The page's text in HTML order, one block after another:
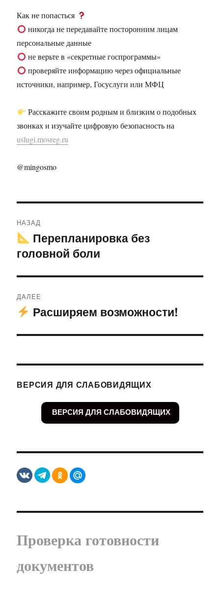
Как не попасться
никогда не передавайте посторонним лицам
персональные данные
не верьте в «секретные госпрограммы»
проверяйте информацию через официальные
источники, например, Госуслуги или МФЦ
Расскажите своим родным и близким о подобных
звонках и изучайте цифровую безопасность на
uslugi.mosreg.ru
@mingosmo
по
записям
НАЗАД
Предыдущая
запись:
Перепланировка без
головной боли
ДАЛЕЕ
Следующая
Расширяем возможности!
ВЕРСИЯ ДЛЯ СЛАБОВИДЯЩИХ
ВЕРСИЯ ДЛЯ СЛАБОВИДЯЩИХ
Проверка готовности
документов